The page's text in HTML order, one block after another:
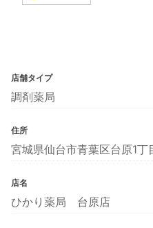
店舗タイプ
調剤薬局
住所
宮城県仙台市青葉区台原1丁
店名
ひかり薬局 台原店